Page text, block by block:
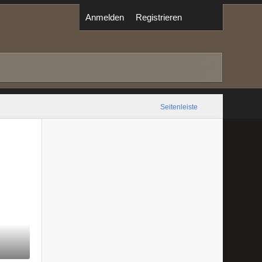
Anmelden Registrieren
Seitenleiste